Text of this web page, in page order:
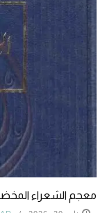
معجم الشعراء